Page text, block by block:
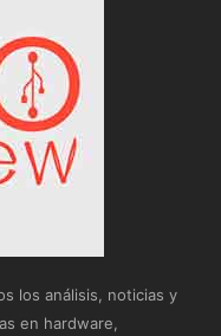
los análisis, noticias y
en hardware,